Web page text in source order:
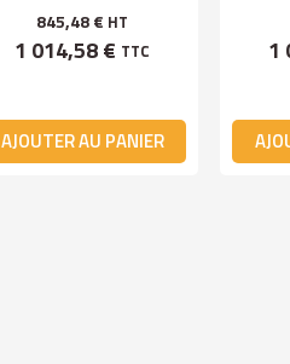
845,48 € HT
1 014,58 € TTC
AJOUTER AU PANIER
1